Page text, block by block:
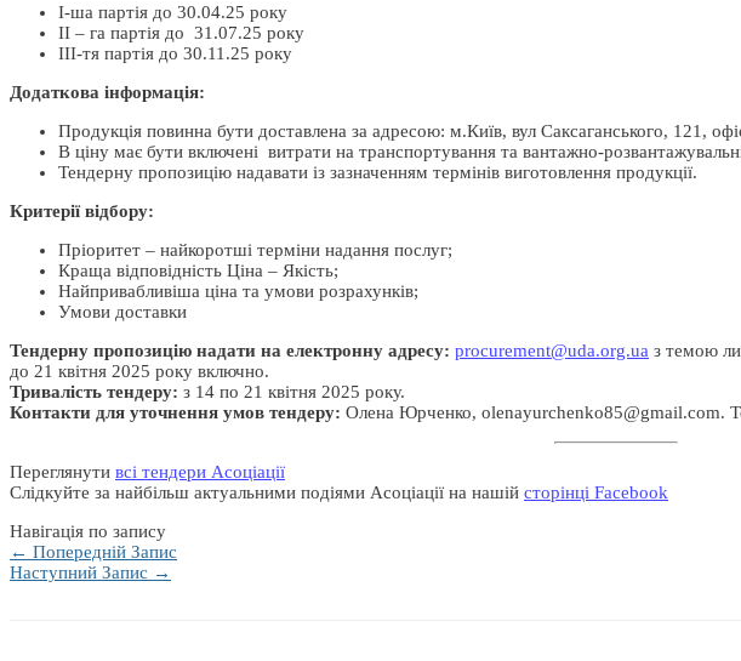
І-ша партія до 30.04.25 року
ІІ – га партія до 31.07.25 року
ІІІ-тя партія до 30.11.25 року
Додаткова інформація:
Продукція повинна бути доставлена за адресою: м.Київ, вул Саксаганського, 121,
В ціну має бути включені витрати на транспортування та вантажно-
Тендерну пропозицію надавати із зазначенням термінів виготовлення продукції.
Критерії відбору:
Пріоритет – найкоротші терміни надання послуг;
Краща відповідність Ціна – Якість;
Найпривабливіша ціна та умови розрахунків;
Умови доставки
Тендерну пропозицію надати на електронну адресу: procurement@uda.org.ua з темою
до 21 квітня 2025 року включно.
Тривалість тендеру: з 14 по 21 квітня 2025 року.
Контакти для уточнення умов тендеру: Олена Юрченко, olenayurchenko85@gmail.com.
Переглянути всі тендери Асоціації
Слідкуйте за найбільш актуальними подіями Асоціації на нашій сторінці Facebook
Навігація по запису
← Попередній Запис
Наступний Запис →